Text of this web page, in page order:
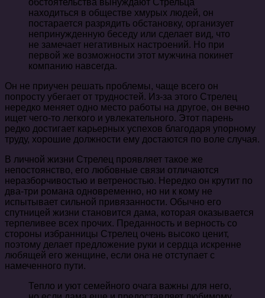
обстоятельства вынуждают Стрельца
находиться в обществе хмурых людей, он
постарается разрядить обстановку, организует
непринужденную беседу или сделает вид, что
не замечает негативных настроений. Но при
первой же возможности этот мужчина покинет
компанию навсегда.
Он не приучен решать проблемы, чаще всего он
попросту убегает от трудностей. Из-за этого Стрелец
нередко меняет одно место работы на другое, он вечно
ищет чего-то легкого и увлекательного. Этот парень
редко достигает карьерных успехов благодаря упорному
труду, хорошие должности ему достаются по воле случая.
В личной жизни Стрелец проявляет такое же
непостоянство, его любовные связи отличаются
неразборчивостью и ветреностью. Нередко он крутит по
два-три романа одновременно, но ни к кому не
испытывает сильной привязанности. Обычно его
спутницей жизни становится дама, которая оказывается
терпеливее всех прочих. Преданность и верность со
стороны избранницы Стрелец очень высоко ценит,
поэтому делает предложение руки и сердца искренне
любящей его женщине, если она не отступает с
намеченного пути.
Тепло и уют семейного очага важны для него,